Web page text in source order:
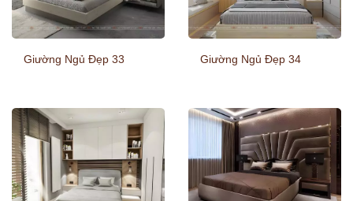
Giường Ngủ Đẹp 33 Giường Ngủ Đẹp 34